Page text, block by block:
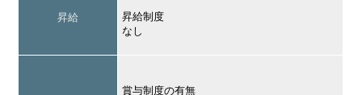
昇給
昇給制度
なし
賞与制度の有無